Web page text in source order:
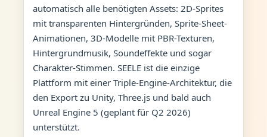
automatisch alle benötigten Assets: 2D-Sprites
mit transparenten Hintergründen, Sprite-Sheet-
Animationen, 3D-Modelle mit PBR-Texturen,
Hintergrundmusik, Soundeffekte und sogar
Charakter-Stimmen. SEELE ist die einzige
Plattform mit einer Triple-Engine-Architektur, die
den Export zu Unity, Three.js und bald auch
Unreal Engine 5 (geplant für Q2 2026)
unterstützt.